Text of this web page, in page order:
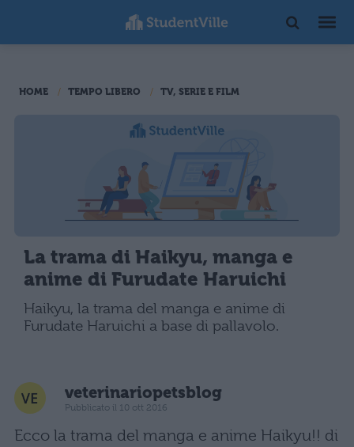
HOME TEMPO LIBERO TV, SERIE E FILM
La trama di Haikyu, manga e
anime di Furudate Haruichi
Haikyu, la trama del manga e anime di
Furudate Haruichi a base di pallavolo.
veterinariopetsblog
Pubblicato il 10 ott 2016
Ecco la trama del manga e anime Haikyu!! di